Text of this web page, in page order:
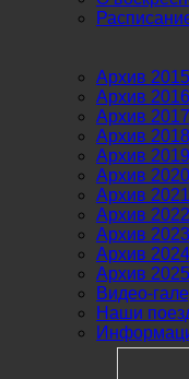
Архив
Архив
Архив
Архив
Архив
Архив
Архив
Архив
Архив
Архив
Архив
Видео-
Наши